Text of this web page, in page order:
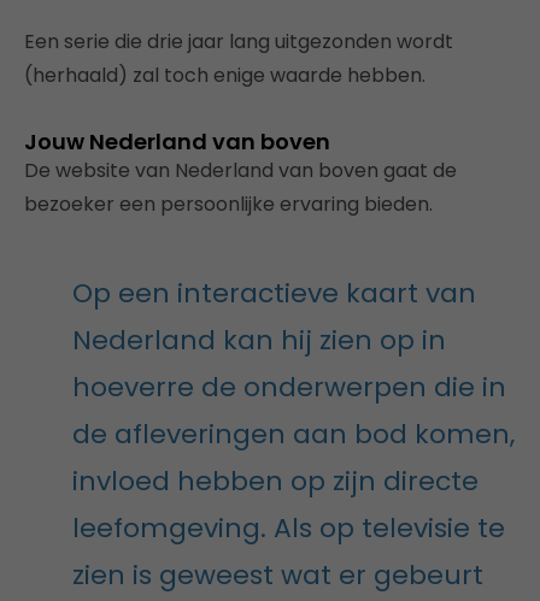
Een serie die drie jaar lang uitgezonden wordt
(herhaald) zal toch enige waarde hebben.
Jouw Nederland van boven
De website van Nederland van boven gaat de
bezoeker een persoonlijke ervaring bieden.
Op een interactieve kaart van
Nederland kan hij zien op in
hoeverre de onderwerpen die in
de afleveringen aan bod komen,
invloed hebben op zijn directe
leefomgeving. Als op televisie te
zien is geweest wat er gebeurt